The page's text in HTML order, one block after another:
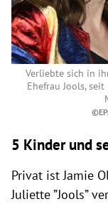
Verliebte sich in
Ehefrau Jools,
5 Kinder und
Privat ist Jamie
Juliette ”Jools”